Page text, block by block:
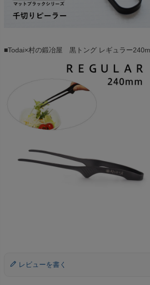
■Todai×村の鍛冶屋 黒トング レギュラー
レビューを書く